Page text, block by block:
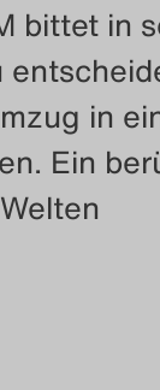
bittet in
in
Ein